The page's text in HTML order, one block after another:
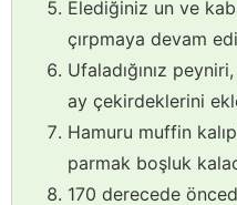
Elediğiniz un ve
çırpmaya devam
Ufaladığınız
ay çekirdeklerini
Hamuru muffin
parmak boşluk
170 derecede